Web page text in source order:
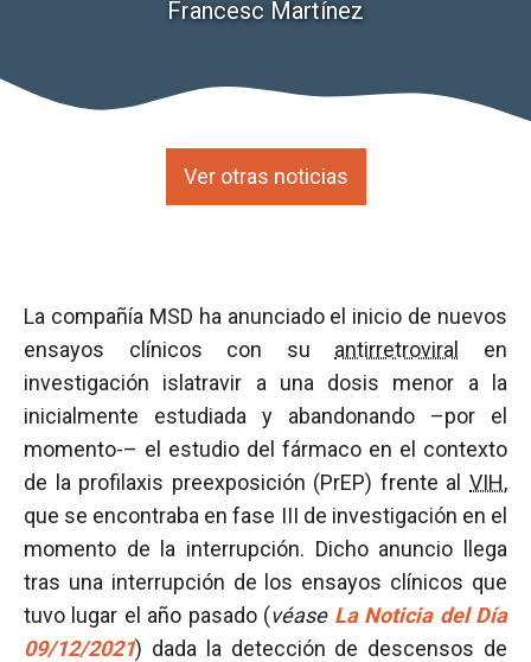
Francesc Martínez
Ver otras noticias
La compañía MSD ha anunciado el inicio de nuevos
ensayos clínicos con su antirretroviral
en
investigación islatravir a una dosis menor a la
inicialmente estudiada y abandonando –por el
momento-– el estudio del fármaco en el contexto
de la profilaxis preexposición (PrEP) frente al VIH,
que se encontraba en fase III de investigación en el
momento de la interrupción. Dicho anuncio llega
tras una interrupción de los ensayos clínicos que
tuvo lugar el año pasado (véase La Noticia del Día
09/12/2021) dada la detección de descensos de